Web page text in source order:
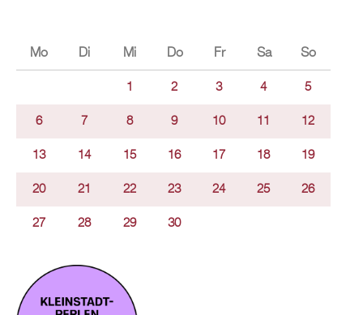
Mo Di Mi Do Fr Sa So
1 2 3 4 5
6 7 8 9 10 11 12
13 14 15 16 17 18 19
20 21 22 23 24 25 26
27 28 29 30